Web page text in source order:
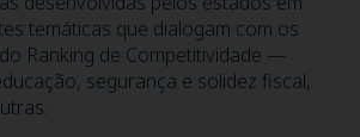
temáticas que dialogam com os
Ranking de Competitividade —
segurança e solidez fiscal,